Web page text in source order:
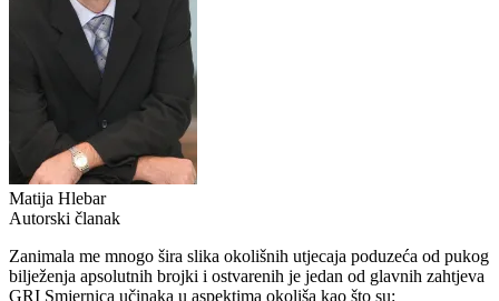
Matija Hlebar
Autorski članak
Zanimala me mnogo šira slika okolišnih utjecaja poduzeća od pukog
bilježenja apsolutnih brojki i ostvarenih je jedan od glavnih zahtjeva
GRI Smjernica učinaka u aspektima okoliša kao što su: